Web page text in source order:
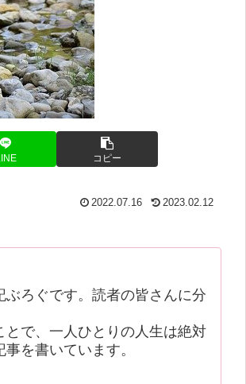
コピー
2022.07.16 2023.02.12
ろぐです。読者の皆さんに分
で、一人ひとりの人生は絶対
を書いています。